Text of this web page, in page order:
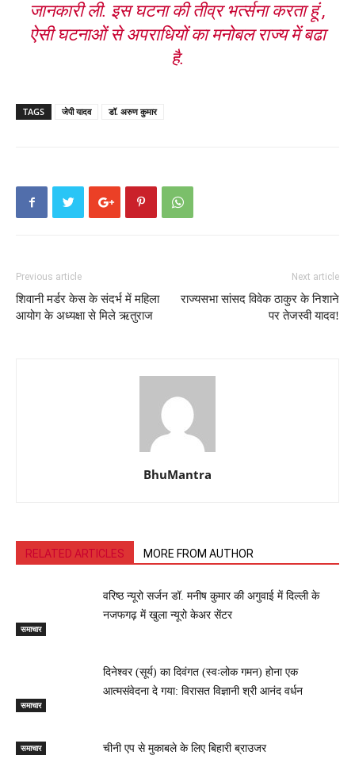
जानकारी ली. इस घटना की तीव्र भर्त्सना करता हूं ,
ऐसी घटनाओं से अपराधियों का मनोबल राज्य में बढा
है.
TAGS जेपी यादव डॉ. अरुण कुमार
Previous article
शिवानी मर्डर केस के संदर्भ में महिला
आयोग के अध्यक्षा से मिले ऋतुराज
Next article
राज्यसभा सांसद विवेक ठाकुर के निशाने
पर तेजस्वी यादव!
BhuMantra
RELATED ARTICLES MORE FROM AUTHOR
समाचार
वरिष्ठ न्यूरो सर्जन डॉ. मनीष कुमार की अगुवाई में दिल्ली के
नजफगढ़ में खुला न्यूरो केअर सेंटर
समाचार
दिनेश्वर (सूर्य) का दिवंगत (स्वःलोक गमन) होना एक
आत्मसंवेदना दे गया: विरासत विज्ञानी श्री आनंद वर्धन
समाचार चीनी एप से मुकाबले के लिए बिहारी ब्राउजर